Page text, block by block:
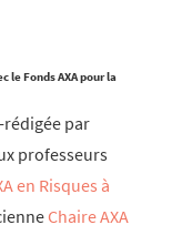
le Fonds AXA pour la
par
professeurs
en Risques à
Chaire AXA